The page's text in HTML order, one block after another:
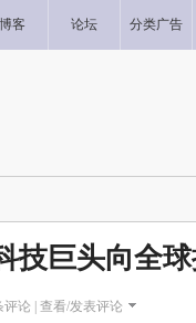
博客 论坛 分类广告
技巨头向全球
评论 | 查看/发表评论